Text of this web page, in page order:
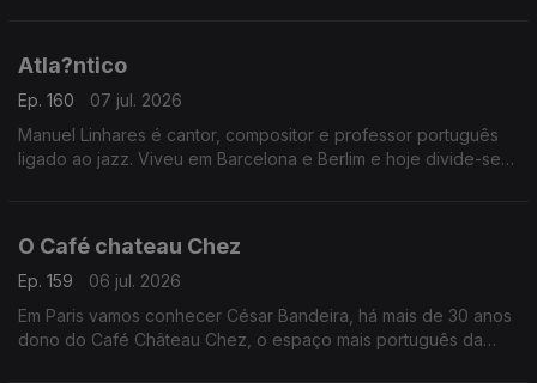
Atla?ntico
Ep. 160
07 jul. 2026
Manuel Linhares é cantor, compositor e professor português
ligado ao jazz. Viveu em Barcelona e Berlim e hoje divide-se
O Café chateau Chez
Ep. 159
06 jul. 2026
Em Paris vamos conhecer César Bandeira, há mais de 30 anos
dono do Café Château Chez, o espaço mais português da